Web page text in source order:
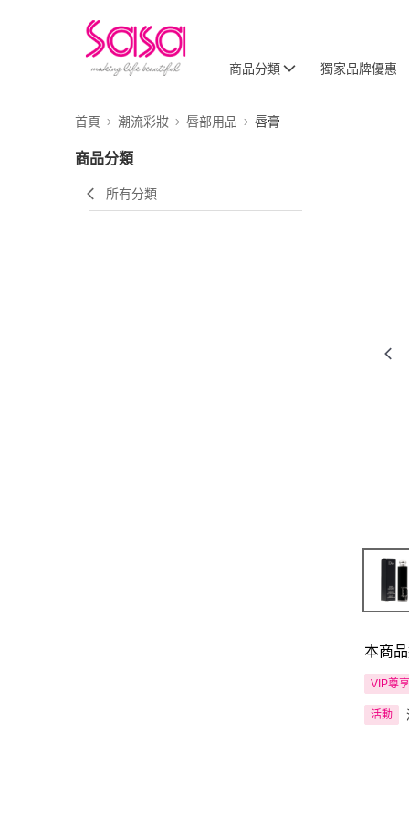
商品分類 獨家品牌優惠
首頁 潮流彩妝 唇部用品 唇膏
商品分類
所有分類
本商
VIP尊享
活動